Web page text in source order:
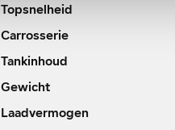
Topsnelheid
Carrosserie
Tankinhoud
Gewicht
Laadvermogen